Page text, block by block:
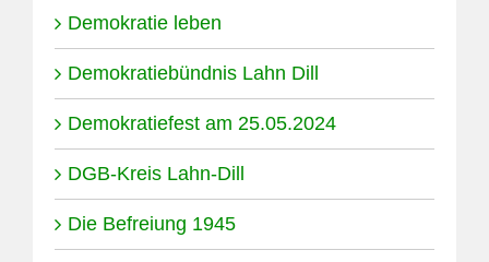
Demokratie leben
Demokratiebündnis Lahn Dill
Demokratiefest am 25.05.2024
DGB-Kreis Lahn-Dill
Die Befreiung 1945